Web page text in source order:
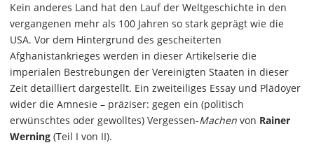
Kein anderes Land hat den Lauf der Weltgeschichte in den
vergangenen mehr als 100 Jahren so stark geprägt wie die
USA. Vor dem Hintergrund des gescheiterten
Afghanistankrieges werden in dieser Artikelserie die
imperialen Bestrebungen der Vereinigten Staaten in dieser
Zeit detailliert dargestellt. Ein zweiteiliges Essay und Plädoyer
wider die Amnesie – präziser: gegen ein (politisch
erwünschtes oder gewolltes) Vergessen-Machen von Rainer
Werning (Teil I von II).